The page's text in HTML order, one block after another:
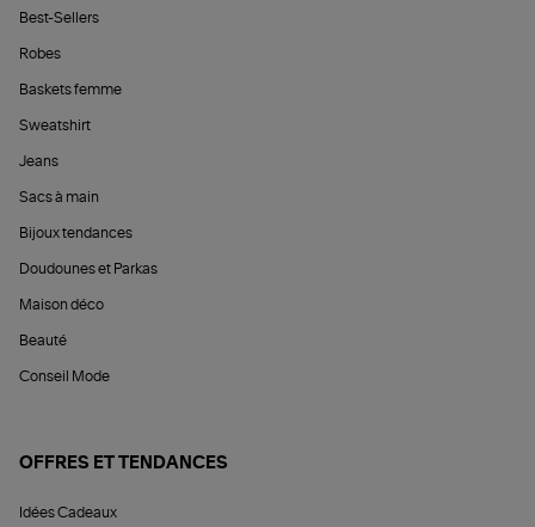
Best-Sellers
Robes
Baskets femme
Sweatshirt
Jeans
Sacs à main
Bijoux tendances
Doudounes et Parkas
Maison déco
Beauté
Conseil Mode
OFFRES ET TENDANCES
Idées Cadeaux